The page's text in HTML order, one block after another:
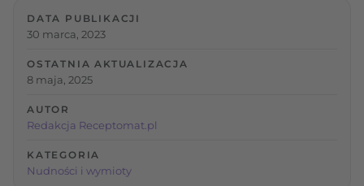
DATA PUBLIKACJI
30 marca, 2023
OSTATNIA AKTUALIZACJA
8 maja, 2025
AUTOR
Redakcja Receptomat.pl
KATEGORIA
Nudności i wymioty